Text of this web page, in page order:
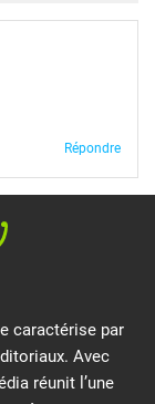
Répondre
caractérise par
Avec
réunit l’une